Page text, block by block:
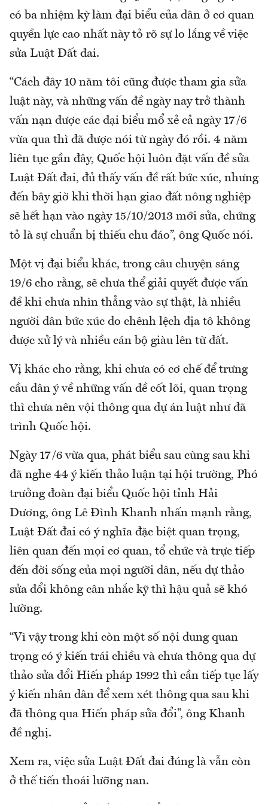
có ba nhiệm kỳ làm đại biểu của dân ở cơ quan
quyền lực cao nhất này tỏ rõ sự lo lắng về việc
sửa Luật Đất đai.
“Cách đây 10 năm tôi cũng được tham gia sửa
luật này, và những vấn đề ngày nay trở thành
vấn nạn được các đại biểu mổ xẻ cả ngày 17/6
vừa qua thì đã được nói từ ngày đó rồi. 4 năm
liên tục gần đây, Quốc hội luôn đặt vấn đề sửa
Luật Đất đai, đủ thấy vấn đề rất bức xúc, nhưng
đến bây giờ khi thời hạn giao đất nông nghiệp
sẽ hết hạn vào ngày 15/10/2013 mới sửa, chứng
tỏ là sự chuẩn bị thiếu chu đáo”, ông Quốc nói.
Một vị đại biểu khác, trong câu chuyện sáng
19/6 cho rằng, sẽ chưa thể giải quyết được vấn
đề khi chưa nhìn thẳng vào sự thật, là nhiều
người dân bức xúc do chênh lệch địa tô không
được xử lý và nhiều cán bộ giàu lên từ đất.
Vị khác cho rằng, khi chưa có cơ chế để trưng
cầu dân ý về những vấn đề cốt lõi, quan trọng
thì chưa nên vội thông qua dự án luật như đã
trình Quốc hội.
Ngày 17/6 vừa qua, phát biểu sau cùng sau khi
đã nghe 44 ý kiến thảo luận tại hội trường, Phó
trưởng đoàn đại biểu Quốc hội tỉnh Hải
Dương, ông Lê Đình Khanh nhấn mạnh rằng,
Luật Đất đai có ý nghĩa đặc biệt quan trọng,
liên quan đến mọi cơ quan, tổ chức và trực tiếp
đến đời sống của mọi người dân, nếu dự thảo
sửa đổi không cân nhắc kỹ thì hậu quả sẽ khó
lường.
“Vì vậy trong khi còn một số nội dung quan
trọng có ý kiến trái chiều và chưa thông qua dự
thảo sửa đổi Hiến pháp 1992 thì cần tiếp tục lấy
ý kiến nhân dân để xem xét thông qua sau khi
đã thông qua Hiến pháp sửa đổi”, ông Khanh
đề nghị.
Xem ra, việc sửa Luật Đất đai đúng là vẫn còn
ở thế tiến thoái lưỡng nan.